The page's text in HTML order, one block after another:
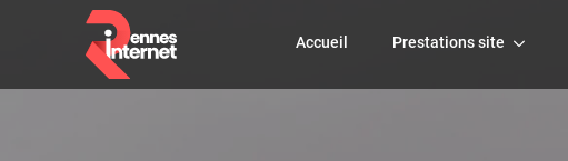
Accueil Prestations site